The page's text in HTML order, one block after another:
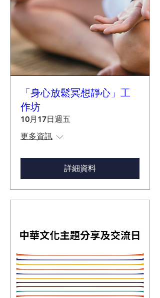
「身心放鬆冥想靜心」工
作坊
10月17日週五
更多資訊
詳細資料